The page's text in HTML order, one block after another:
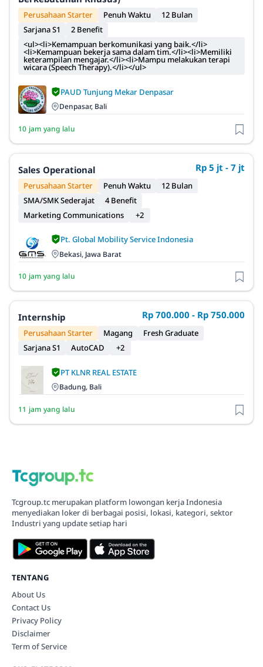
Perusahaan Starter Penuh Waktu
12 Bulan
Sarjana S1
2 Benefit
<ul><li>Kemampuan berkomunikasi yang baik.</li>
<li>Kemampuan bekerja sama dalam tim.</li><li>Memiliki
keterampilan mengajar.</li><li>Mampu melakukan terapi
wicara (Speech Therapy).</li></ul>
PAUD Tunjung Mekar Denpasar
Denpasar, Bali
10 jam yang lalu
Sales Operational Rp 5 jt - 7 jt
Perusahaan Starter Penuh Waktu
12 Bulan
SMA/SMK Sederajat
4 Benefit
Marketing Communications
+2
Pt. Global Mobility Service Indonesia
Bekasi, Jawa Barat
10 jam yang lalu
Internship Rp 700.000 - Rp 750.000
Perusahaan Starter Magang
Fresh Graduate
Sarjana S1
AutoCAD +2
PT KLNR REAL ESTATE
Badung, Bali
11 jam yang lalu
Tcgroup.tc merupakan platform lowongan kerja Indonesia
menyediakan loker di berbagai posisi, lokasi, kategori, sektor
Industri yang update setiap hari
TENTANG
About Us
Contact Us
Privacy Policy
Disclaimer
Term of Service